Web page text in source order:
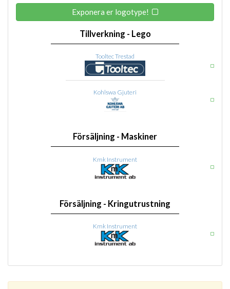
Exponera er logotype!
Tillverkning - Lego
Tooltec Trestad
Kohlswa Gjuteri
Försäljning - Maskiner
Kmk Instrument
Försäljning - Kringutrustning
Kmk Instrument